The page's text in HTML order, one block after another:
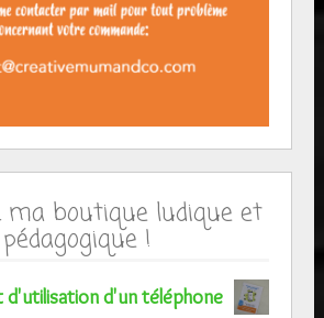
ma boutique ludique et
pédagogique !
d'utilisation d'un téléphone